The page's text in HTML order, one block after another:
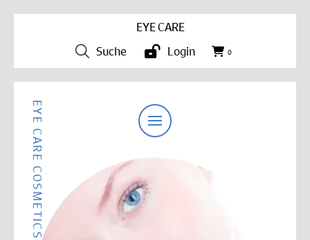
EYE CARE
Suche
Login 0
EYE CARE COSMETICS